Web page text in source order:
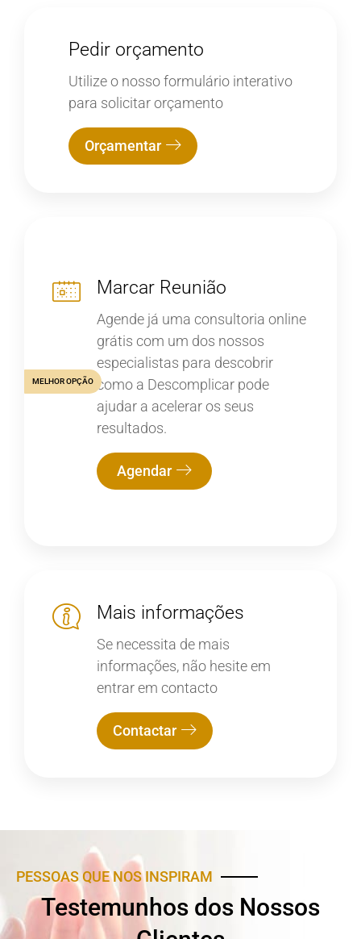
Pedir orçamento
Utilize o nosso formulário interativo
para solicitar orçamento
Orçamentar
Marcar Reunião
Agende já uma consultoria online
grátis com um dos nossos
especialistas para descobrir
como a Descomplicar pode
ajudar a acelerar os seus
resultados.
Agendar
MELHOR OPÇÃO
Mais informações
Se necessita de mais
informações, não hesite em
entrar em contacto
Contactar
PESSOAS QUE NOS INSPIRAM
Testemunhos dos Nossos